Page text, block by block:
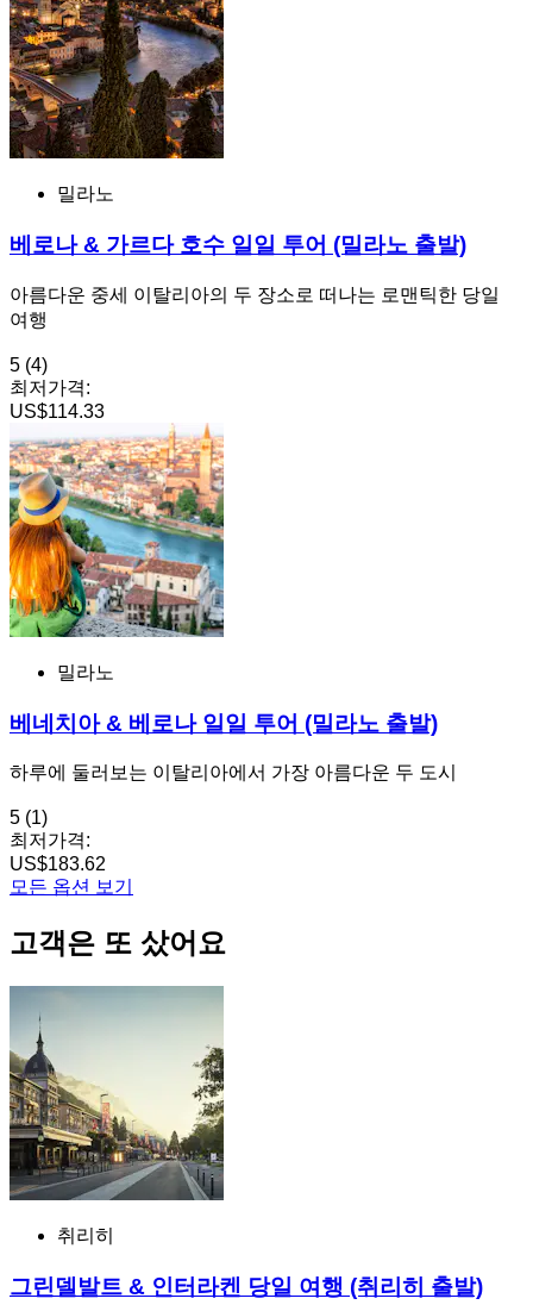
밀라노
베로나 & 가르다 호수 일일 투어 (밀라노 출발)
아름다운 중세 이탈리아의 두 장소로 떠나는 로맨틱한 당일
여행
5 (4)
최저가격:
US$114.33
밀라노
베네치아 & 베로나 일일 투어 (밀라노 출발)
하루에 둘러보는 이탈리아에서 가장 아름다운 두 도시
5 (1)
최저가격:
US$183.62
모든 옵션 보기
고객은 또 샀어요
취리히
그린델발트 & 인터라켄 당일 여행 (취리히 출발)